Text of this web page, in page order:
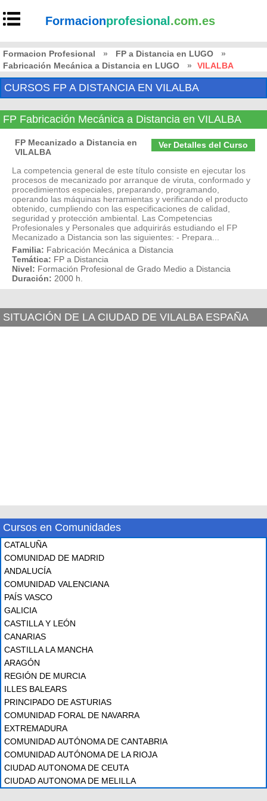
Formacionprofesional .com.es
Formacion Profesional » FP a Distancia en LUGO
»
Fabricación Mecánica a Distancia en LUGO
» VILALBA
CURSOS FP A DISTANCIA EN VILALBA
FP Fabricación Mecánica a Distancia en VILALBA
Ver Detalles del Curso
FP Mecanizado a Distancia en
VILALBA
La competencia general de este título consiste en ejecutar los
procesos de mecanizado por arranque de viruta, conformado y
procedimientos especiales, preparando, programando,
operando las máquinas herramientas y verificando el producto
obtenido, cumpliendo con las especificaciones de calidad,
seguridad y protección ambiental. Las Competencias
Profesionales y Personales que adquirirás estudiando el FP
Mecanizado a Distancia son las siguientes: - Prepara...
Familia: Fabricación Mecánica a Distancia
Temática: FP a Distancia
Nivel: Formación Profesional de Grado Medio a Distancia
Duración: 2000 h.
SITUACIÓN DE LA CIUDAD DE VILALBA ESPAÑA
Cursos en Comunidades
CATALUÑA
COMUNIDAD DE MADRID
ANDALUCÍA
COMUNIDAD VALENCIANA
PAÍS VASCO
GALICIA
CASTILLA Y LEÓN
CANARIAS
CASTILLA LA MANCHA
ARAGÓN
REGIÓN DE MURCIA
ILLES BALEARS
PRINCIPADO DE ASTURIAS
COMUNIDAD FORAL DE NAVARRA
EXTREMADURA
COMUNIDAD AUTÓNOMA DE CANTABRIA
COMUNIDAD AUTÓNOMA DE LA RIOJA
CIUDAD AUTONOMA DE CEUTA
CIUDAD AUTONOMA DE MELILLA